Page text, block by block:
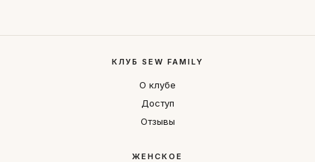
КЛУБ SEW FAMILY
О клубе
Доступ
Отзывы
ЖЕНСКОЕ